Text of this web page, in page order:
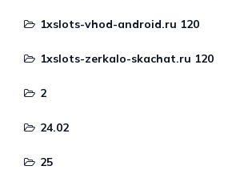
1xslots-vhod-android.ru 120
1xslots-zerkalo-skachat.ru 120
2
24.02
25